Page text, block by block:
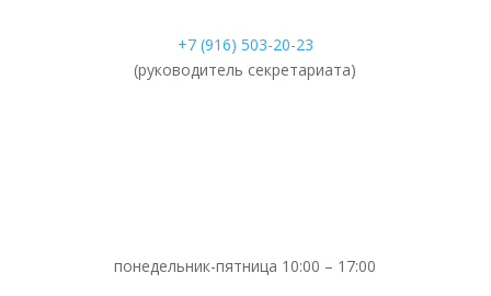
+7 (916) 503-20-23
(руководитель секретариата)
понедельник-пятница 10:00 – 17:00